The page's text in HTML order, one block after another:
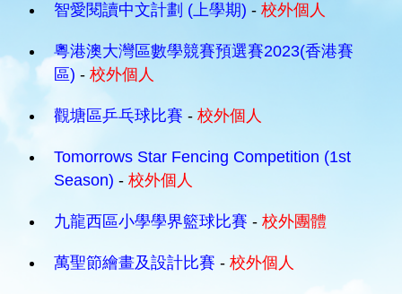
智愛閱讀中文計劃 (上學期) - 校外個人
粵港澳大灣區數學競賽預選賽2023(香港賽
區) - 校外個人
觀塘區乒乓球比賽 - 校外個人
Tomorrows Star Fencing Competition (1st
Season) - 校外個人
九龍西區小學學界籃球比賽 - 校外團體
萬聖節繪畫及設計比賽 - 校外個人